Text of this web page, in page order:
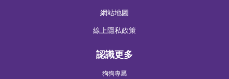
網站地圖
線上隱私政策
認識更多
狗狗專屬